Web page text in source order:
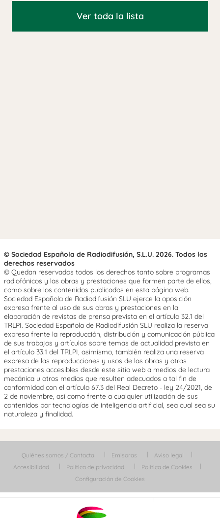
Ver toda la lista
© Sociedad Española de Radiodifusión, S.L.U. 2026. Todos los
derechos reservados
© Quedan reservados todos los derechos tanto sobre programas
radiofónicos y las obras y prestaciones que formen parte de ellos,
como sobre los contenidos publicados en esta página web.
Sociedad Española de Radiodifusión SLU ejerce la oposición
expresa frente al uso de sus obras y prestaciones en la
elaboración de revistas de prensa prevista en el artículo 32.1 del
TRLPI. Sociedad Española de Radiodifusión SLU realiza la reserva
expresa frente la reproducción, distribución y comunicación pública
de sus trabajos y artículos sobre temas de actualidad prevista en
el artículo 33.1 del TRLPI, asimismo, también realiza una reserva
expresa de las reproducciones y usos de las obras y otras
prestaciones accesibles desde este sitio web a medios de lectura
mecánica u otros medios que resulten adecuados a tal fin de
conformidad con el artículo 67.3 del Real Decreto - ley 24/2021, de
2 de noviembre, así como frente a cualquier utilización de sus
contenidos por tecnologías de inteligencia artificial, sea cual sea su
naturaleza y finalidad.
Quiénes somos / Contacta Emisoras
Aviso legal
Accesibilidad
Política de privacidad
Política de Cookies
Configuración de Cookies